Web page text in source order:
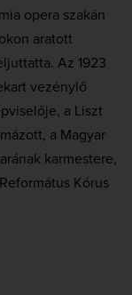
opera szakán
aratott
Az 1923
vezénylő
a Liszt
a Magyar
karmestere,
Kórus